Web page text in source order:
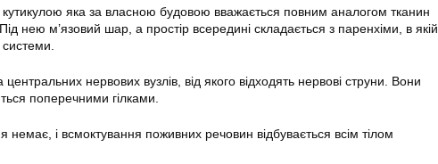
яка за власною будовою вважається повним аналогом тканин
нею м’язовий шар, а простір всередині складається з паренхіми, в якій
центральних нервових вузлів, від якого відходять нервові струни. Вони
поперечними гілками.
немає, і всмоктування поживних речовин відбувається всім тілом